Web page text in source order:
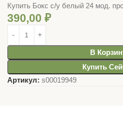
Купить Бокс с/у белый 24 мод.
390,00 ₽
В
Купить
Артикул: s00019949